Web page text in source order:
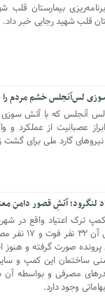
بیمارستان قلب
قلب شهید رجایی خبر داد.
لس‌آنجلس خشم مردم را
لس آنجلس که با آتش سوزی
عصبانیت از عملکرد و
گارد ملی برای گشت
آتشِ قصور دامن
آبان‌) در یک کمپ ترک اعتیاد واقع
گیلان آتش‌سوزی
صورت گرفته و هنوز
ساختمان این کمپ و
مخدرهای مصرفی و
وجود دارد.